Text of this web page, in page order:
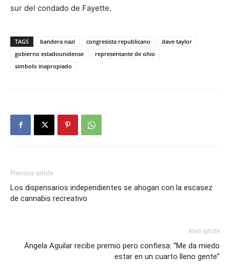
sur del condado de Fayette.
TAGS bandera nazi congresista republicano
dave taylor
gobierno estadounidense
representante de ohio
simbolo inapropiado
Previous article
Los dispensarios independientes se ahogan con la escasez
de cannabis recreativo
Next article
Ángela Aguilar recibe premio pero confiesa: “Me da miedo
estar en un cuarto lleno gente”